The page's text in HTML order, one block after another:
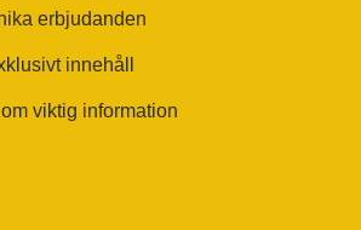
erbjudanden
innehåll
viktig information